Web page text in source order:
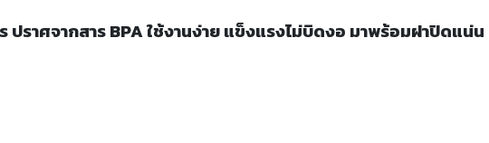
าศจากสาร BPA ใช้งานง่าย แข็งแรงไม่บิดงอ มาพร้อมฝาปิดแน่น